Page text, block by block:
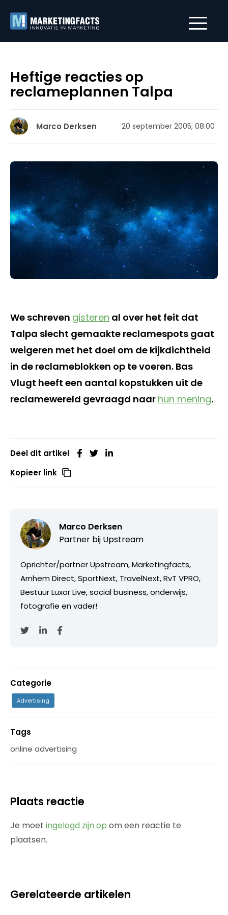
Heftige reacties op
reclameplannen Talpa
Marco Derksen 20 september 2005, 08:00
We schreven gisteren al over het feit dat
Talpa slecht gemaakte reclamespots gaat
weigeren met het doel om de kijkdichtheid
in de reclameblokken op te voeren. Bas
Vlugt heeft een aantal kopstukken uit de
reclamewereld gevraagd naar hun mening.
Deel dit artikel
Kopieer link
Marco Derksen
Partner bij Upstream
Oprichter/partner Upstream, Marketingfacts,
Arnhem Direct, SportNext, TravelNext, RvT VPRO,
Bestuur Luxor Live, social business, onderwijs,
fotografie en vader!
Categorie
Advertising
Tags
online advertising
Plaats reactie
Je moet ingelogd zijn op om een reactie te
plaatsen.
Gerelateerde artikelen